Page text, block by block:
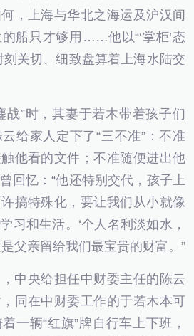
，上海与华北之海运及沪汉间
船只才够用……他以“‘掌柜’态
刻关切、细致盘算着上海水陆交
战”时，其妻于若木带着孩子们
给家人定下了“三不准”：不准
他看的文件；不准随便进出他
回忆：“他还特别交代，孩子上
搞特殊化，要让我们从小就像
习和生活。‘个人名利淡如水，
父亲留给我们最宝贵的财富。”
中央给担任中财委主任的陈云
同在中财委工作的于若木本可
一辆“红旗”牌自行车上下班，